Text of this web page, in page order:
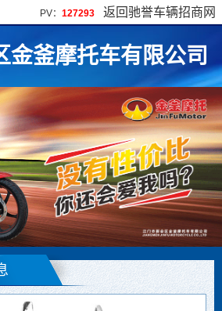
PV： 127293 返回驰誉车辆招商网
金釜摩托车有限公司